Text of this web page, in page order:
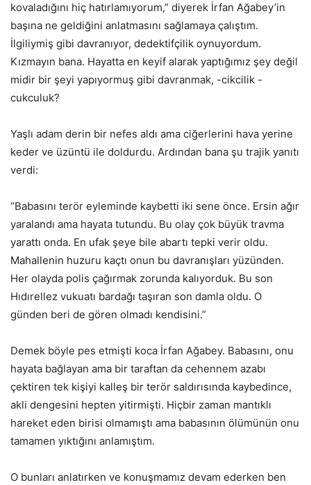
kovaladığını hiç hatırlamıyorum,” diyerek İrfan Ağabey’in
başına ne geldiğini anlatmasını sağlamaya çalıştım.
İlgiliymiş gibi davranıyor, dedektifçilik oynuyordum.
Kızmayın bana. Hayatta en keyif alarak yaptığımız şey değil
midir bir şeyi yapıyormuş gibi davranmak, -cikcilik -
cukculuk?
Yaşlı adam derin bir nefes aldı ama ciğerlerini hava yerine
keder ve üzüntü ile doldurdu. Ardından bana şu trajik yanıtı
verdi:
“Babasını terör eyleminde kaybetti iki sene önce. Ersin ağır
yaralandı ama hayata tutundu. Bu olay çok büyük travma
yarattı onda. En ufak şeye bile abartı tepki verir oldu.
Mahallenin huzuru kaçtı onun bu davranışları yüzünden.
Her olayda polis çağırmak zorunda kalıyorduk. Bu son
Hıdırellez vukuatı bardağı taşıran son damla oldu. O
günden beri de gören olmadı kendisini.”
Demek böyle pes etmişti koca İrfan Ağabey. Babasını, onu
hayata bağlayan ama bir taraftan da cehennem azabı
çektiren tek kişiyi kalleş bir terör saldırısında kaybedince,
akli dengesini hepten yitirmişti. Hiçbir zaman mantıklı
hareket eden birisi olmamıştı ama babasının ölümünün onu
tamamen yıktığını anlamıştım.
O bunları anlatırken ve konuşmamız devam ederken ben